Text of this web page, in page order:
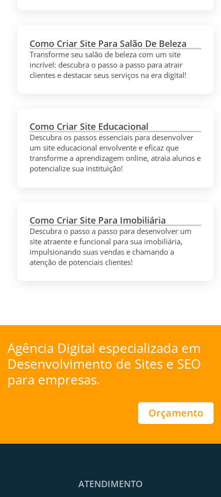
Como Criar Site Para Salão De Beleza
Transforme seu salão de beleza com um site
incrível: descubra o passo a passo para atrair
clientes e destacar seus serviços na era digital!
Como Criar Site Educacional
Descubra os passos essenciais para desenvolver
um site educacional envolvente e eficaz que
transforme a aprendizagem online, atraia alunos e
potencialize sua instituição!
Como Criar Site Para Imobiliária
Descubra o passo a passo para desenvolver um
site atraente e funcional para sua imobiliária,
impulsionando suas vendas e chamando a
atenção de potenciais clientes!
Agência Digital especializada em
Desenvolvimento de Sites e SEO
para empresas.
Orçamento
ATENDIMENTO